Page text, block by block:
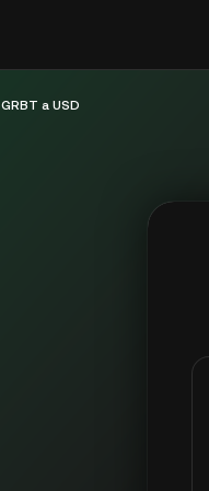
GRBT a USD